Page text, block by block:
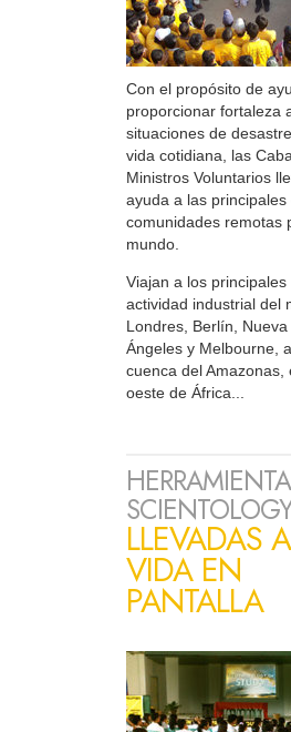
Con el propósito de
proporcionar fortaleza
situaciones de
vida cotidiana, las
Ministros Voluntarios
ayuda a las principales
comunidades remotas
mundo.
Viajan a los
actividad industrial del
Londres, Berlín, Nueva
Ángeles y Melbourne,
cuenca del Amazonas,
oeste de África...
LLEVADAS
VIDA EN
PANTALLA